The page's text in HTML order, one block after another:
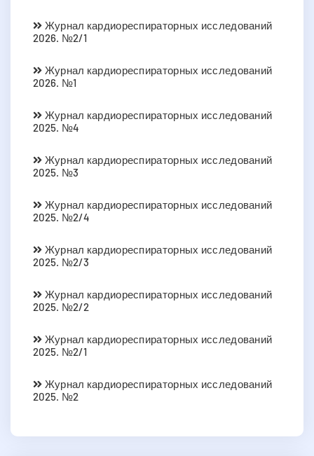
Журнал кардиореспираторных исследований
2026. №2/1
Журнал кардиореспираторных исследований
2026. №1
Журнал кардиореспираторных исследований
2025. №4
Журнал кардиореспираторных исследований
2025. №3
Журнал кардиореспираторных исследований
2025. №2/4
Журнал кардиореспираторных исследований
2025. №2/3
Журнал кардиореспираторных исследований
2025. №2/2
Журнал кардиореспираторных исследований
2025. №2/1
Журнал кардиореспираторных исследований
2025. №2